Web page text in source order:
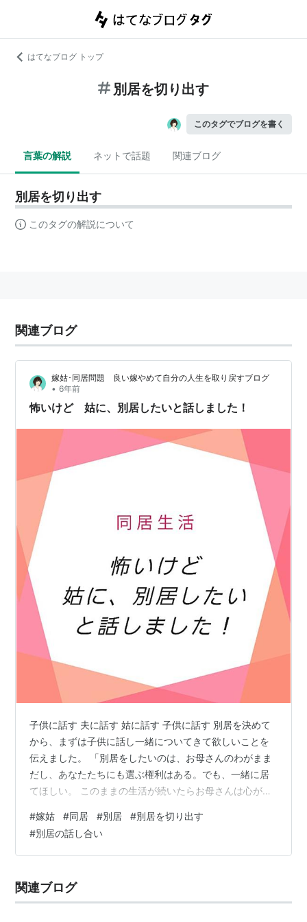
はてなブログ トップ
別居を切り出す
このタグでブログを書く
言葉の解説 ネットで話題 関連ブログ
別居を切り出す
このタグの解説について
関連ブログ
嫁姑･同居問題 良い嫁やめて自分の人生を取り戻すブログ
• 6年前
怖いけど 姑に、別居したいと話しました！
子供に話す 夫に話す 姑に話す 子供に話す 別居を決めて
から、まずは子供に話し一緒についてきて欲しいことを
伝えました。 「別居をしたいのは、お母さんのわがまま
だし、あなたたちにも選ぶ権利はある。でも、一緒に居
てほしい。 このままの生活が続いたらお母さんは心がお
嫌いになりたくないから、どうしてもこの家を出たい。
お父さんのことを嫌いになったわけでもないし、離婚す
るつもりは無いけど、どうなるかは分からない。 お父さ
んには変わりない。 贅沢はできないかもしれないけど、
ひもじい思いはさせないようにするか…
#嫁姑 #同居 #別居 #別居を切り出す
#別居の話し合い
関連ブログ